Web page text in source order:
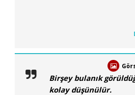
Birşey bulanık
kolay düşünülür.